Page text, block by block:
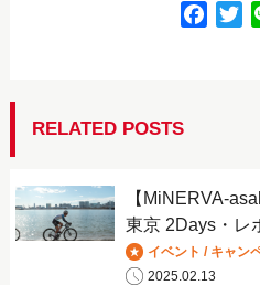
k
RELATED POSTS
【MiNERVA-
東京 2Days・レ
イベント / キャン
2025.02.13